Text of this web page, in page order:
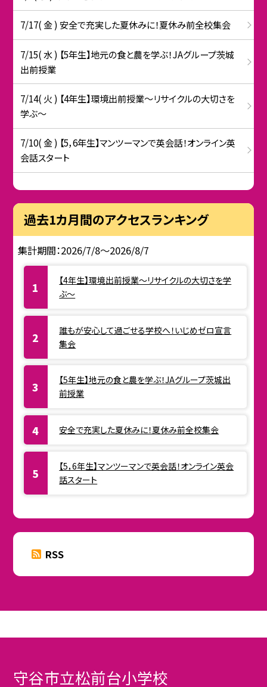
7/17( 金 ) 安全で充実した夏休みに！夏休み前全校集会
7/15( 水 ) 【5年生】地元の食と農を学ぶ！JAグループ茨城
出前授業
7/14( 火 ) 【4年生】環境出前授業〜リサイクルの大切さを
学ぶ〜
7/10( 金 ) 【5，6年生】マンツーマンで英会話！オンライン英
会話スタート
過去1カ月間のアクセスランキング
集計期間：2026/7/8～2026/8/7
【4年生】環境出前授業〜リサイクルの大切さを学
ぶ〜
誰もが安心して過ごせる学校へ！いじめゼロ宣言
集会
【5年生】地元の食と農を学ぶ！JAグループ茨城出
前授業
安全で充実した夏休みに！夏休み前全校集会
【5，6年生】マンツーマンで英会話！オンライン英会
話スタート
RSS
守谷市立松前台小学校